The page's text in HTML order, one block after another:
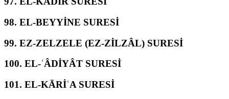
98. EL-BEYYİNE SURESİ
99. EZ-ZELZELE (EZ-ZİLZÂL) SURESİ
100. EL-ʿÂDİYÂT SURESİ
101. EL-KĀRİʿA SURESİ